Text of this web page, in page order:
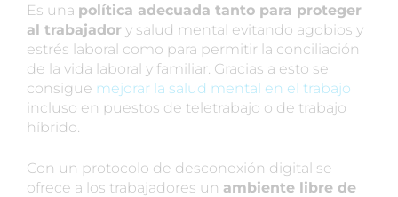
Es una política adecuada tanto para proteger
al trabajador y salud mental evitando agobios y
estrés laboral como para permitir la conciliación
de la vida laboral y familiar. Gracias a esto se
consigue mejorar la salud mental en el trabajo
incluso en puestos de teletrabajo o de trabajo
híbrido.
Con un protocolo de desconexión digital se
ofrece a los trabajadores un ambiente libre de